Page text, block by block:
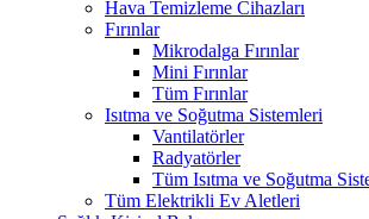
Hava Temizleme Cihazları
Fırınlar
Mikrodalga Fırınlar
Mini Fırınlar
Tüm Fırınlar
Isıtma ve Soğutma Sistemleri
Vantilatörler
Radyatörler
Tüm Isıtma ve Soğutma
Tüm Elektrikli Ev Aletleri